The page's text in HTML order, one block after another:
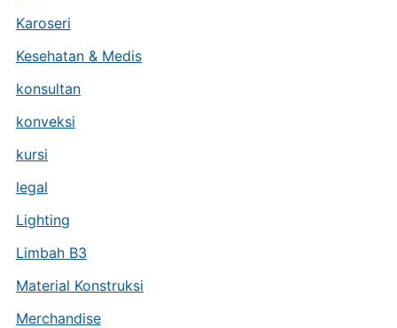
Karoseri
Kesehatan & Medis
konsultan
konveksi
kursi
legal
Lighting
Limbah B3
Material Konstruksi
Merchandise